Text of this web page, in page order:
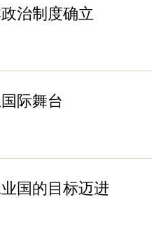
治制度确立
际舞台
国的目标迈进